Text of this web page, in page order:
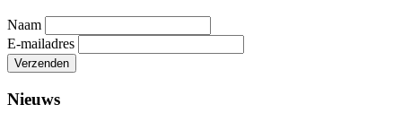
Naam
E-mailadres
Verzenden
Nieuws